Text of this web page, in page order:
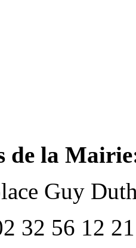
de la
Guy
32 56 12 21